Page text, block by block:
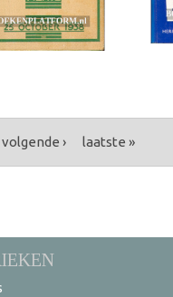
volgende › laatste »